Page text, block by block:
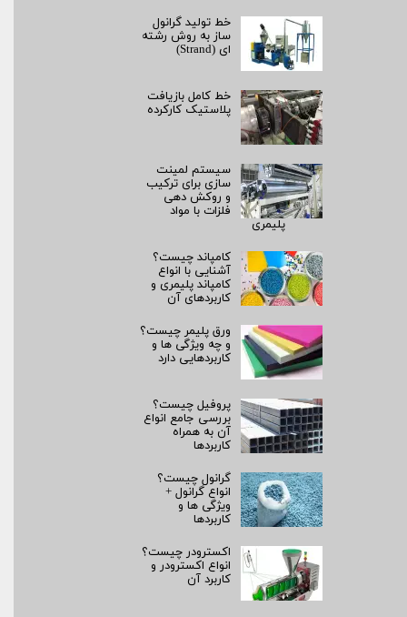
خط تولید گرانول
ساز به روش رشته‌
ای (Strand)
خط کامل بازیافت
پلاستیک کارکرده
سیستم لمینت‌
سازی برای ترکیب
و روکش‌ دهی
فلزات با مواد
پلیمری
کامپاند چیست؟
آشنایی با انواع
کامپاند پلیمری و
کاربردهای آن
ورق پلیمر چیست؟
و چه ویژگی ها و
کاربردهایی دارد
پروفیل چیست؟
بررسی جامع انواع
آن به همراه
کاربردها
گرانول چیست؟
انواع گرانول +
ویژگی ها و
کاربردها
اکسترودر چیست؟
انواع اکسترودر و
کاربرد آن